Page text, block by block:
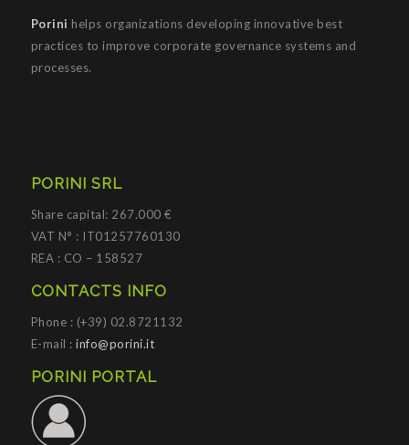
Porini helps organizations developing innovative best
practices to improve corporate governance systems and
processes.
PORINI SRL
Share capital: 267.000 €
VAT N° : IT01257760130
REA : CO – 158527
CONTACTS INFO
Phone : (+39) 02.8721132
E-mail :info@porini.it
PORINI PORTAL